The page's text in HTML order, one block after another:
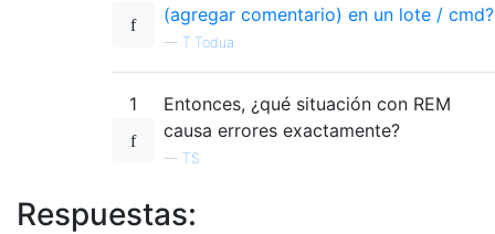
(agregar comentario) en un lote / cmd?
— T.Todua
1
Entonces, ¿qué situación con REM
causa errores exactamente?
— TS
Respuestas: